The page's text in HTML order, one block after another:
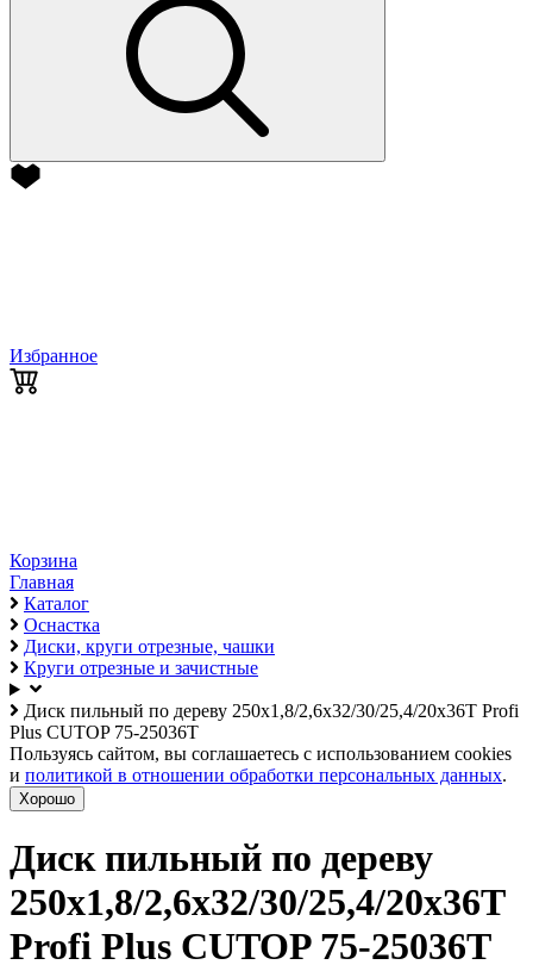
Избранное
Корзина
Главная
Каталог
Оснастка
Диски, круги отрезные, чашки
Круги отрезные и зачистные
Диск пильный по дереву 250х1,8/2,6х32/30/25,4/20х36Т Profi
Plus CUTOP 75-25036Т
Пользуясь сайтом, вы соглашаетесь с использованием cookies
и политикой в отношении обработки персональных данных.
Хорошо
Диск пильный по дереву
250х1,8/2,6х32/30/25,4/20х36Т
Profi Plus CUTOP 75-25036Т